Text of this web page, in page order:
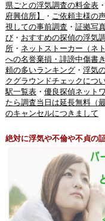
県ごとの浮気調査の料金表・
府興信所】
・ ご依頼主様の
視しての事前調査 ・ 証拠写
び・ おすすめの探偵の浮気
所・ ネットストーカー（ネ
への名誉棄損・誹謗中傷書
頼の多いランキング・ 浮気
クグラウンドチェックにつ
駅一覧表・ 優良探偵ネット
たら調査当日は延長無料（
のキャンセルにつきまして
絶対に浮気や不倫や不貞の